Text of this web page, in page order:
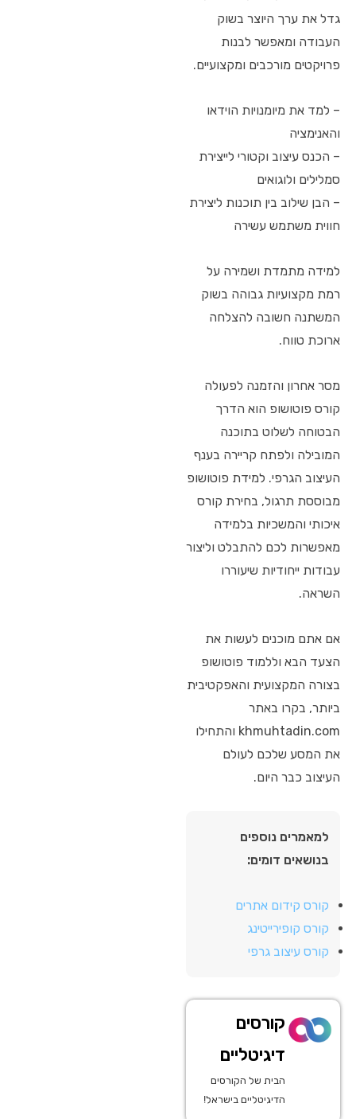
גדל את ערך היוצר בשוק
העבודה ומאפשר לבנות
פרויקטים מורכבים ומקצועיים.
– למד את מיומנויות הוידאו
והאנימציה
– הכנס עיצוב וקטורי לייצירת
סמלילים ולוגואים
– הבן שילוב בין תוכנות ליצירת
חווית משתמש עשירה
למידה מתמדת ושמירה על
רמת מקצועיות גבוהה בשוק
המשתנה חשובה להצלחה
ארוכת טווח.
מסר אחרון והזמנה לפעולה
קורס פוטושופ הוא הדרך
הבטוחה לשלוט בתוכנה
המובילה ולפתח קריירה בענף
העיצוב הגרפי. למידת פוטושופ
מבוססת תרגול, בחירת קורס
איכותי והמשכיות בלמידה
מאפשרות לכם להתבלט וליצור
עבודות ייחודיות שיעוררו
השראה.
אם אתם מוכנים לעשות את
הצעד הבא וללמוד פוטושופ
בצורה המקצועית והאפקטיבית
ביותר, בקרו באתר
khmuhtadin.com והתחילו
את המסע שלכם לעולם
העיצוב כבר היום.
למאמרים נוספים
בנושאים דומים:
קורס קידום אתרים
קורס קופירייטינג
קורס עיצוב גרפי
קורסים
דיגיטליים
הבית של הקורסים
הדיגיטליים בישראל!